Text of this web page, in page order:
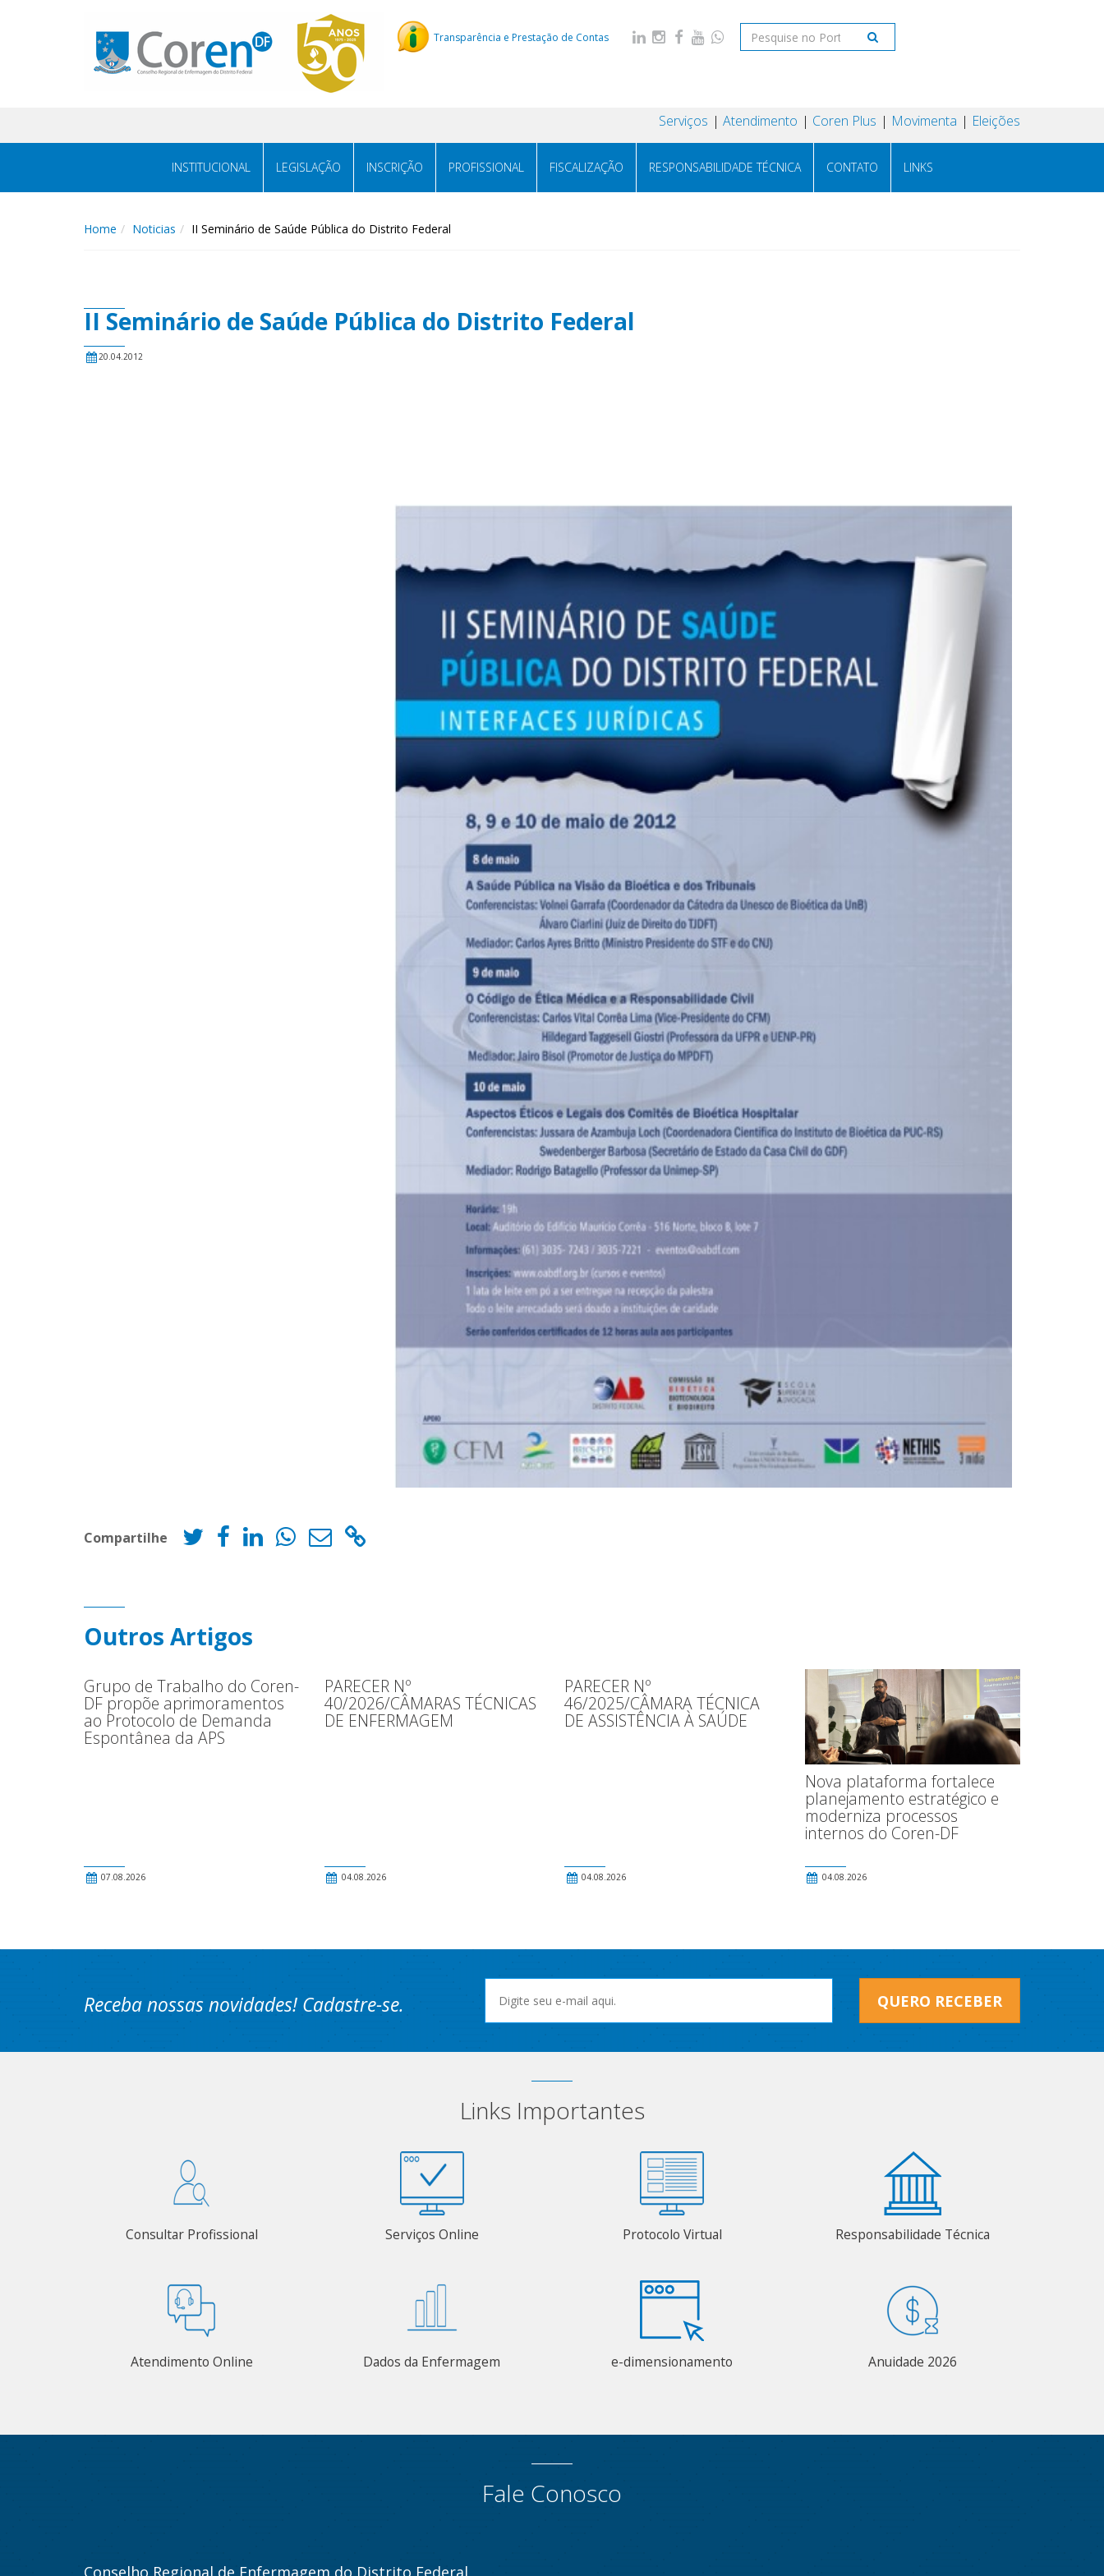
Transparência e Prestação de Contas
Serviços Atendimento Coren Plus Movimenta Eleições
INSTITUCIONAL LEGISLAÇÃO INSCRIÇÃO PROFISSIONAL FISCALIZAÇÃO RESPONSABILIDADE TÉCNICA CONTATO LINKS
Home Noticias II Seminário de Saúde Pública do Distrito Federal
II Seminário de Saúde Pública do Distrito Federal
20.04.2012
Compartilhe
Outros Artigos
Grupo de Trabalho do Coren-
DF propõe aprimoramentos
ao Protocolo de Demanda
Espontânea da APS
07.08.2026
PARECER Nº
40/2026/CÂMARAS TÉCNICAS
DE ENFERMAGEM
04.08.2026
PARECER Nº
46/2025/CÂMARA TÉCNICA
DE ASSISTÊNCIA À SAÚDE
04.08.2026
Nova plataforma fortalece
planejamento estratégico e
moderniza processos
internos do Coren-DF
04.08.2026
Receba nossas novidades! Cadastre-se. QUERO RECEBER
Links Importantes
Consultar Profissional Serviços Online Protocolo Virtual Responsabilidade Técnica
Atendimento Online Dados da Enfermagem e-dimensionamento Anuidade 2026
Fale Conosco